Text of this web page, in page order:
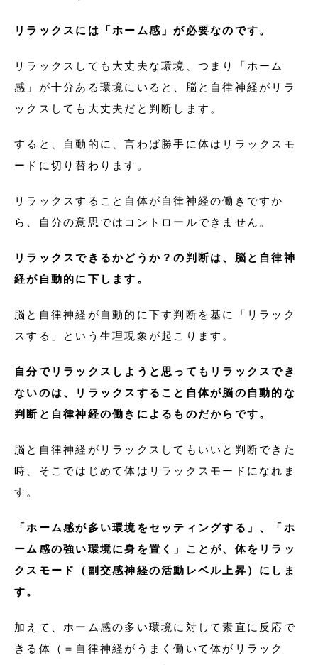
リラックスには「ホーム感」が必要なのです。
リラックスしても大丈夫な環境、つまり「ホーム
感」が十分ある環境にいると、脳と自律神経がリラ
ックスしても大丈夫だと判断します。
すると、自動的に、言わば勝手に体はリラックスモ
ードに切り替わります。
リラックスすること自体が自律神経の働きですか
ら、自分の意思ではコントロールできません。
リラックスできるかどうか？の判断は、脳と自律神
経が自動的に下します。
脳と自律神経が自動的に下す判断を基に「リラック
スする」という生理現象が起こります。
自分でリラックスしようと思ってもリラックスでき
ないのは、リラックスすること自体が脳の自動的な
判断と自律神経の働きによるものだからです。
脳と自律神経がリラックスしてもいいと判断できた
時、そこではじめて体はリラックスモードになれま
す。
「ホーム感が多い環境をセッティングする」、「ホ
ーム感の強い環境に身を置く」ことが、体をリラッ
クスモード（副交感神経の活動レベル上昇）にしま
す。
加えて、ホーム感の多い環境に対して素直に反応で
きる体（＝自律神経がうまく働いて体がリラック